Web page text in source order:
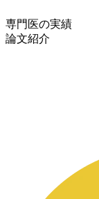
専門医の実績
論文紹介